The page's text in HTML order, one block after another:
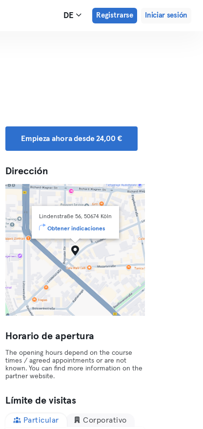
DE Registrarse Iniciar sesión
Empieza ahora desde 24,00 €
Dirección
Lindenstraße 56, 50674 Köln
Obtener indicaciones
Horario de apertura
The opening hours depend on the course
times / agreed appointments or are not
known. You can find more information on the
partner website.
Límite de visitas
Particular Corporativo